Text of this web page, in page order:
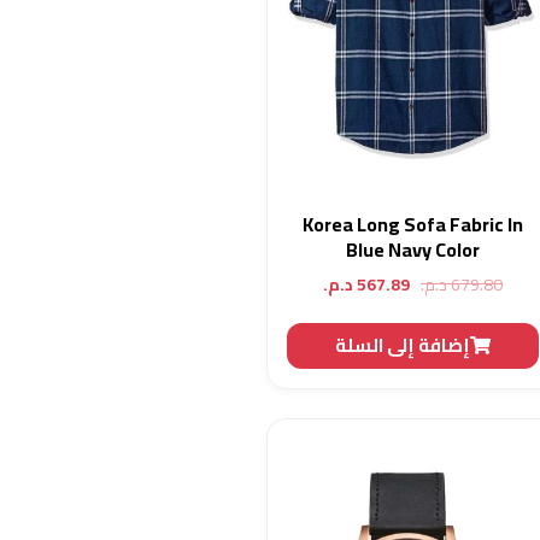
Korea Long Sofa Fabric In
Blue Navy Color
679.80د.م. السعر
هو:
679.80 د.م..
567.89د.م.السعر
هو:
567.89 د.م.. إضافة إلى السلة